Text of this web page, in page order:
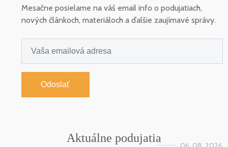
Mesačne posielame na váš email info o podujatiach,
nových článkoch, materiáloch a ďalšie zaujímavé správy.
Odoslať
Aktuálne podujatia